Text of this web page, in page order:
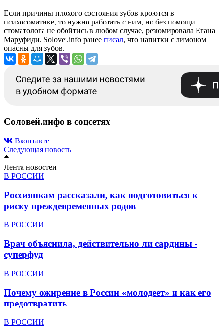
Если причины плохого состояния зубов кроются в
психосоматике, то нужно работать с ним, но без помощи
стоматолога не обойтись в любом случае, резюмировала Егана
Маруфиди. Solovei.info ранее писал, что напитки с лимоном
опасны для зубов.
Соловей.инфо в соцсетях
Вконтакте
Следующая новость
Лента новостей
В РОССИИ
Россиянкам рассказали, как подготовиться к
риску преждевременных родов
В РОССИИ
Врач объяснила, действительно ли сардины -
суперфуд
В РОССИИ
Почему ожирение в России «молодеет» и как его
предотвратить
В РОССИИ